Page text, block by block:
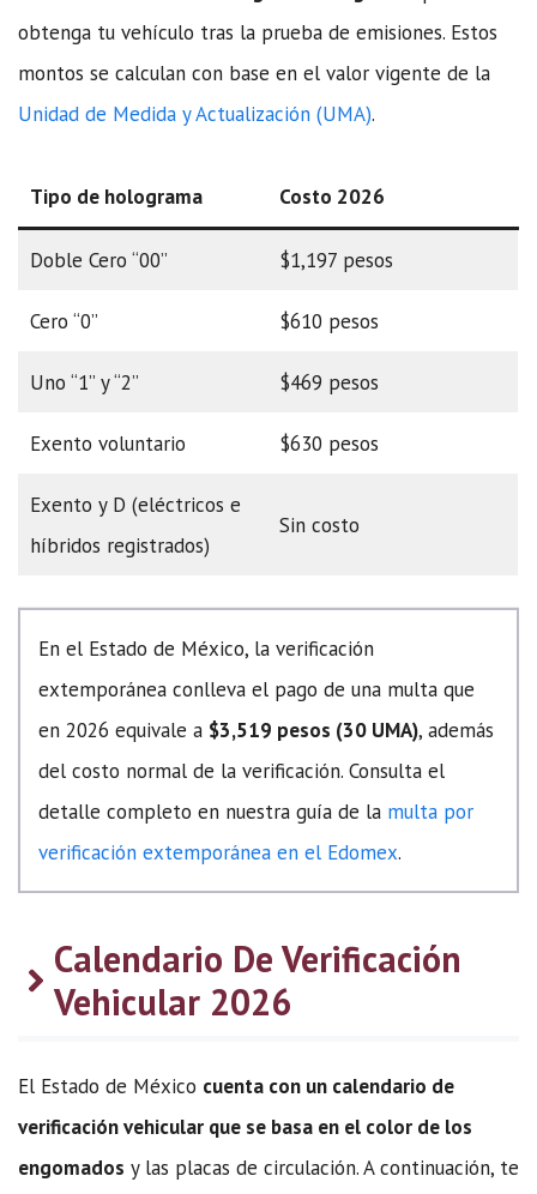
obtenga tu vehículo tras la prueba de emisiones. Estos
montos se calculan con base en el valor vigente de la
Unidad de Medida y Actualización (UMA).
Tipo de holograma Costo 2026
Doble Cero “00” $1,197 pesos
Cero “0” $610 pesos
Uno “1” y “2” $469 pesos
Exento voluntario $630 pesos
Exento y D (eléctricos e
híbridos registrados)
Sin costo
En el Estado de México, la verificación
extemporánea conlleva el pago de una multa que
en 2026 equivale a $3,519 pesos (30 UMA), además
del costo normal de la verificación. Consulta el
detalle completo en nuestra guía de la multa por
verificación extemporánea en el Edomex.
Calendario De Verificación
Vehicular 2026
El Estado de México cuenta con un calendario de
verificación vehicular que se basa en el color de los
engomados y las placas de circulación. A continuación, te